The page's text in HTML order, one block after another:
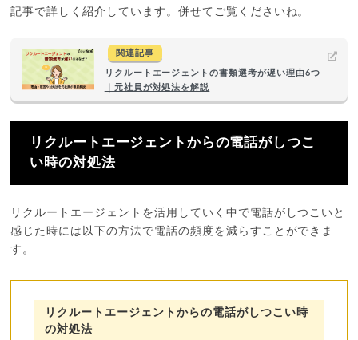
記事で詳しく紹介しています。併せてご覧くださいね。
関連記事
リクルートエージェントの書類選考が遅い理由6つ
｜元社員が対処法を解説
リクルートエージェントからの電話がしつこ
い時の対処法
リクルートエージェントを活用していく中で電話がしつこいと
感じた時には以下の方法で電話の頻度を減らすことができま
す。
リクルートエージェントからの電話がしつこい時
の対処法